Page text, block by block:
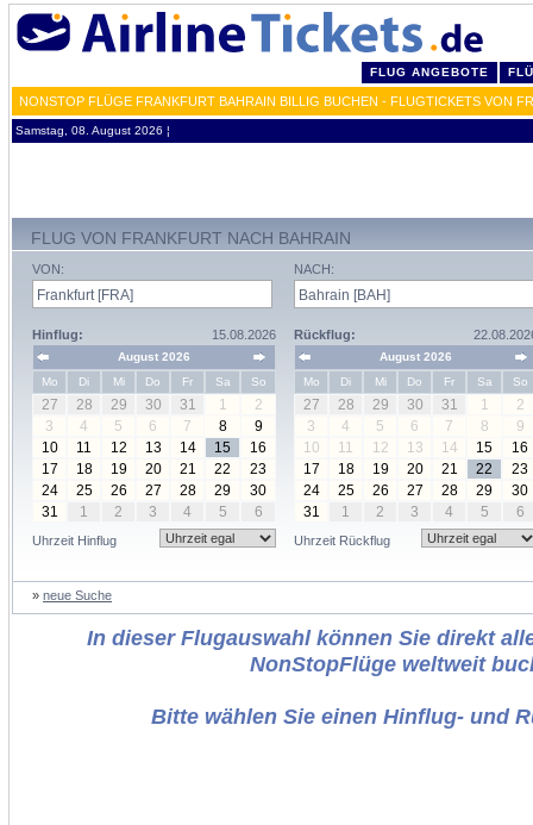
FLUG ANGEBOTE
NONSTOP FLÜGE FRANKFURT BAHRAIN BILLIG BUCHEN - FLUGTICKETS VON
Samstag, 08. August 2026 ¦
FLUG VON FRANKFURT NACH BAHRAIN
VON:
Hinflug: 15.08.2026
August 2026
Mo
Di Mi Do Fr Sa So
27 28 29 30 31 1
2
3
4 5 6 7 8
9
10
11 12 13 14 15
16
17
18 19 20 21 22
23
24
25 26 27 28 29
30
31
1 2 3 4 5 6
Uhrzeit Hinflug
NACH:
Rückflug:
August 2026
Mo
Di Mi Do Fr Sa So
27 28 29 30 31 1
2
3
4 5 6 7 8
9
10
11 12 13 14 15
16
17
18 19 20 21 22
23
24
25 26 27 28 29
30
31
1 2 3 4 5 6
Uhrzeit Rückflug
» neue Suche
In dieser Flugauswahl können Sie direkt
NonStopFlüge weltweit
Bitte wählen Sie einen Hinflug- und